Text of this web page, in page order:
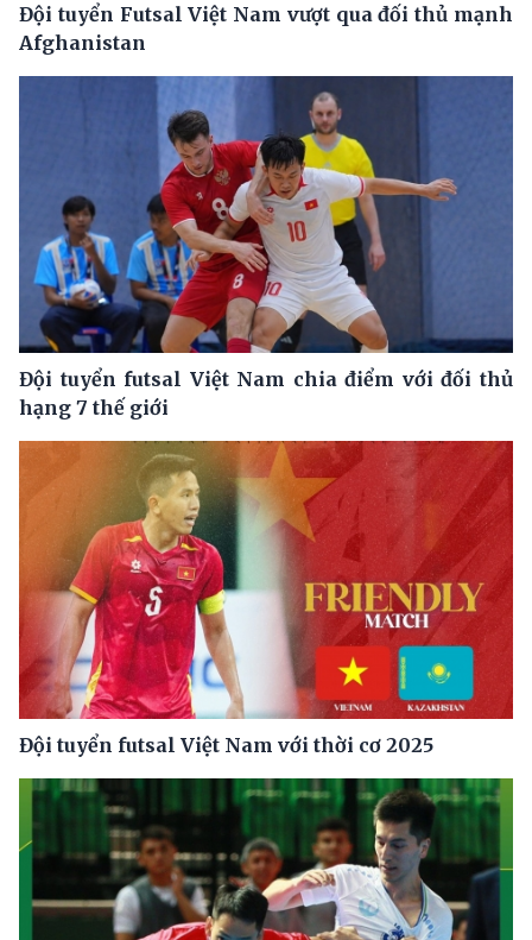
Đội tuyển Futsal Việt Nam vượt qua đối thủ mạnh
Afghanistan
Đội tuyển futsal Việt Nam chia điểm với đối thủ
hạng 7 thế giới
Đội tuyển futsal Việt Nam với thời cơ 2025